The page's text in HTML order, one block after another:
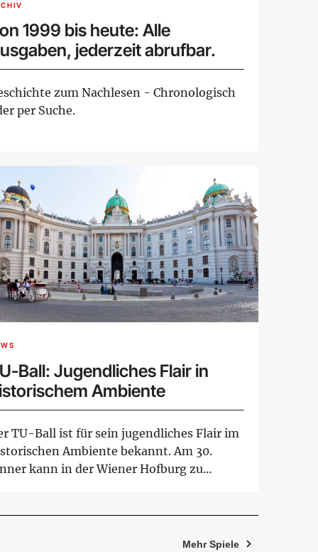
1999 bis heute: Alle
jederzeit abrufbar.
zum Nachlesen - Chronologisch
per Suche.
Ball: Jugendliches Flair in
Ambiente
TU-Ball ist für sein jugendliches Flair im
Ambiente bekannt. Am 30.
kann in der Wiener Hofburg zu
Mehr Spiele